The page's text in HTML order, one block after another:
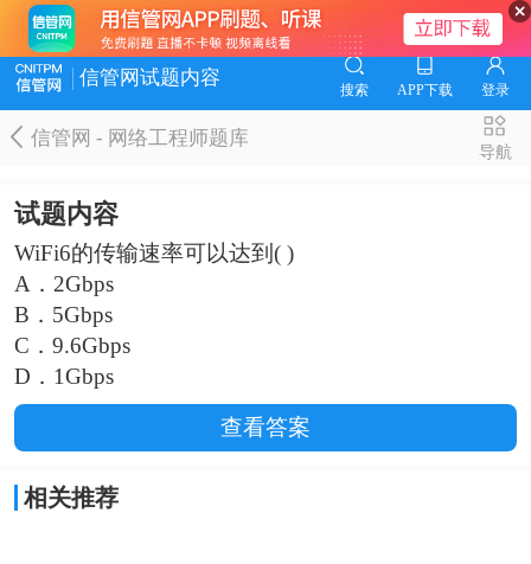
信管网试题内容
搜索 APP下载 登录
信管网 - 网络工程师题库
导航
试题内容
WiFi6的传输速率可以达到( )
A．2Gbps
B．5Gbps
C．9.6Gbps
D．1Gbps
查看答案
相关推荐